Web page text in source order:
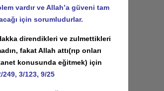
vardır ve Allah’a güveni tam
için sorumludurlar.
direndikleri ve zulmettikleri
fakat Allah attı(rıp onları
konusunda eğitmek) için
249, 3/123, 9/25